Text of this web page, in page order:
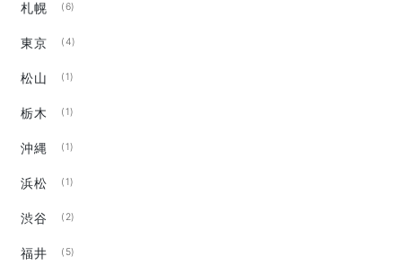
札幌 (6)
東京 (4)
松山 (1)
栃木 (1)
沖縄 (1)
浜松 (1)
渋谷 (2)
福井 (5)